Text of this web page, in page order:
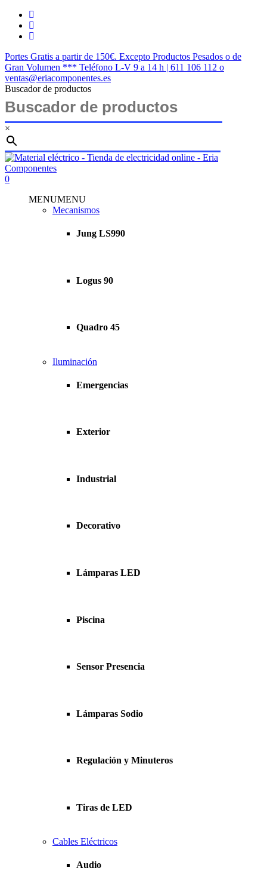
Saltar
contenido
twitter
facebook
instagram
Portes Gratis a partir de 150€. Excepto Productos Pesados o de
Gran Volumen *** Teléfono L-V 9 a 14 h | 611 106 112 o
ventas@eriacomponentes.es
Buscador de productos
×
Cerrar
búsqueda
buscar
account
0
MENUMENU
Mecanismos
Jung LS990
Logus 90
Quadro 45
Iluminación
Emergencias
Exterior
Industrial
Decorativo
Lámparas LED
Piscina
Sensor Presencia
Lámparas Sodio
Regulación y Minuteros
Tiras de LED
Cables Eléctricos
Audio